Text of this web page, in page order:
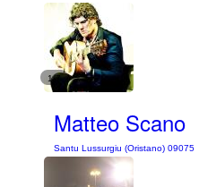
1/7
Matteo Scano
Santu Lussurgiu (Oristano) 09075